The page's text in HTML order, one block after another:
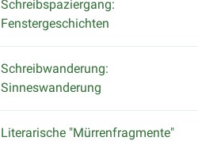
Schreibspaziergang:
Fenstergeschichten
Schreibwanderung:
Sinneswanderung
Literarische "Mürrenfragmente"